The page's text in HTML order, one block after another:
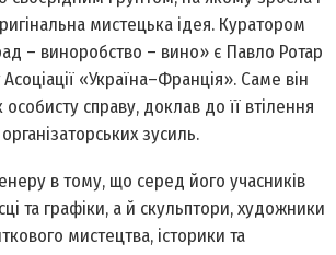
мистецька ідея. Куратором
– виноробство – вино» є Павло Ротар
«Україна–Франція». Саме він
справу, доклав до її втілення
зусиль.
в тому, що серед його учасників
та графіки, а й скульптори, художники
мистецтва, історики та